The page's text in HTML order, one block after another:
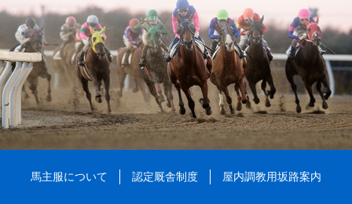
2008年01月
2007年02月
2007年01月
2006年03月
2006年02月
2006年01月
2005年04月
2005年03月
2005年02月
2005年01月
2004年06月
2004年05月
2004年04月
2004年03月
2004年02月
2004年01月
2003年07月
2003年06月
2003年05月
2003年04月
2003年01月
馬主服について 認定厩舎制度 屋内調教用坂路案内